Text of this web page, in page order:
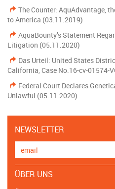
The Counter: AquAdvantage,
to America (03.11.2019)
AquaBounty’s Statement
Litigation (05.11.2020)
Das Urteil: United States
California, Case No.16-cv-01574-
Federal Court Declares
Unlawful (05.11.2020)
NEWSLETTER
ÜBER UNS